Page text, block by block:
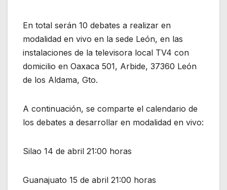
En total serán 10 debates a realizar en
modalidad en vivo en la sede León, en las
instalaciones de la televisora local TV4 con
domicilio en Oaxaca 501, Arbide, 37360 León
de los Aldama, Gto.
A continuación, se comparte el calendario de
los debates a desarrollar en modalidad en vivo:
Silao 14 de abril 21:00 horas
Guanajuato 15 de abril 21:00 horas